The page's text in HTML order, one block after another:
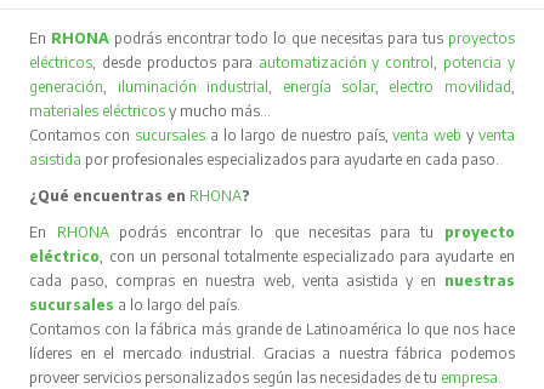
En RHONA podrás encontrar todo lo que necesitas para tus proyectos
eléctricos, desde productos para automatización y control, potencia y
generación, iluminación industrial, energía solar, electro movilidad,
materiales eléctricos y mucho más…
Contamos con sucursales a lo largo de nuestro país,venta web y venta
asistida por profesionales especializados para ayudarte en cada paso.
¿Qué encuentras en RHONA?
En RHONA podrás encontrar lo que necesitas para tu proyecto
eléctrico, con un personal totalmente especializado para ayudarte en
cada paso, compras en nuestra web, venta asistida y en nuestras
sucursales a lo largo del país.
Contamos con la fábrica más grande de Latinoamérica lo que nos hace
líderes en el mercado industrial. Gracias a nuestra fábrica podemos
proveer servicios personalizados según las necesidades de tu empresa.